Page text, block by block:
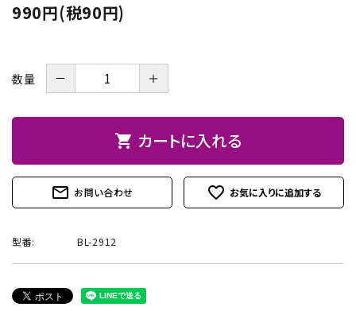
グループ
お問い合わせ
990円(税90円)
数量 － ＋
shopping_cart カートに入れる
mail_outline お問い合わせ favorite_outline
型番: BL-2912